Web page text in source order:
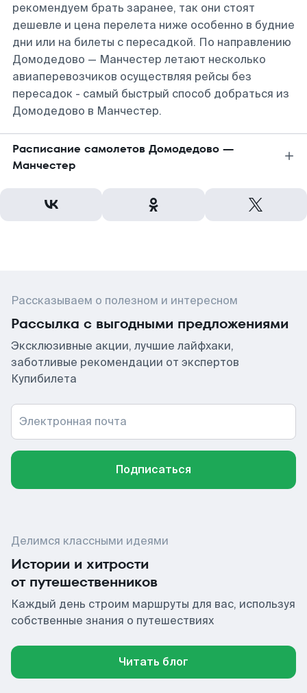
рекомендуем брать заранее, так они стоят
дешевле и цена перелета ниже особенно в будние
дни или на билеты с пересадкой. По направлению
Домодедово — Манчестер летают несколько
авиаперевозчиков осуществляя рейсы без
пересадок - самый быстрый способ добраться из
Домодедово в Манчестер.
Расписание самолетов Домодедово —
Манчестер
Рассказываем о полезном и интересном
Рассылка с выгодными предложениями
Эксклюзивные акции, лучшие лайфхаки,
заботливые рекомендации от экспертов
Купибилета
Электронная почта
Подписаться
Делимся классными идеями
Истории и хитрости
от путешественников
Каждый день строим маршруты для вас, используя
собственные знания о путешествиях
Читать блог